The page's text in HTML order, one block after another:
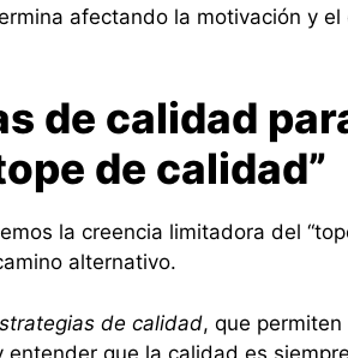
afectando la motivación y
de calidad
de calidad”
la creencia limitadora del
alternativo.
de calidad, que
entender que la calidad es